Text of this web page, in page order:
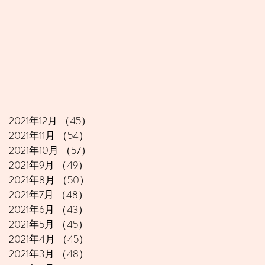
2021年12月 （45）
2021年11月
（54）
2021年10月
（57）
2021年9月
（49）
2021年8月
（50）
2021年7月
（48）
2021年6月
（43）
2021年5月
（45）
2021年4月
（45）
2021年3月
（48）